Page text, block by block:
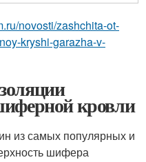
novosti/zashchita-ot-
kryshi-garazha-v-
кровли
из самых популярных и
шифера